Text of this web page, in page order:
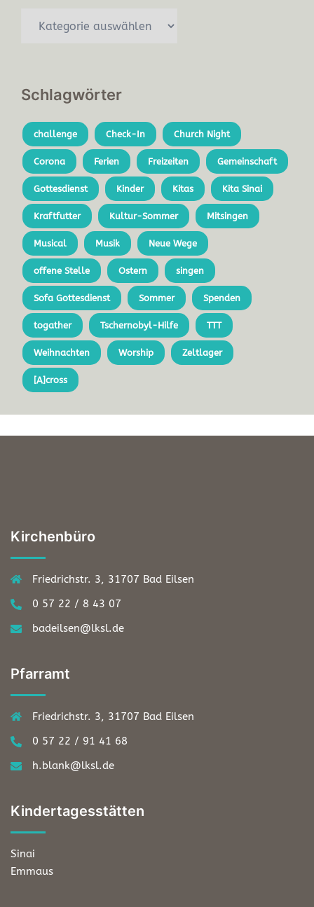
Schlagwörter
challenge Check-In Church Night
Corona Ferien Freizeiten Gemeinschaft
Gottesdienst Kinder Kitas Kita Sinai
Kraftfutter Kultur-Sommer Mitsingen
Musical Musik Neue Wege
offene Stelle Ostern singen
Sofa Gottesdienst Sommer Spenden
togather Tschernobyl-Hilfe TTT
Weihnachten Worship Zeltlager
[A]cross
Kirchenbüro
Friedrichstr. 3, 31707 Bad Eilsen
0 57 22 / 8 43 07
badeilsen@lksl.de
Pfarramt
Friedrichstr. 3, 31707 Bad Eilsen
0 57 22 / 91 41 68
h.blank@lksl.de
Kindertagesstätten
Sinai
Emmaus